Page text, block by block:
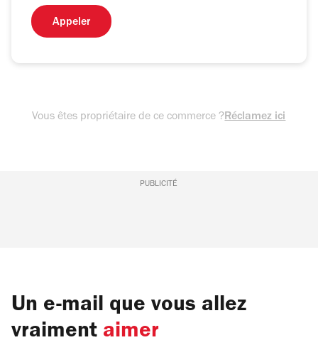
Appeler
Vous êtes propriétaire de ce commerce ?Réclamez ici
PUBLICITÉ
Un e-mail que vous allez
vraiment aimer